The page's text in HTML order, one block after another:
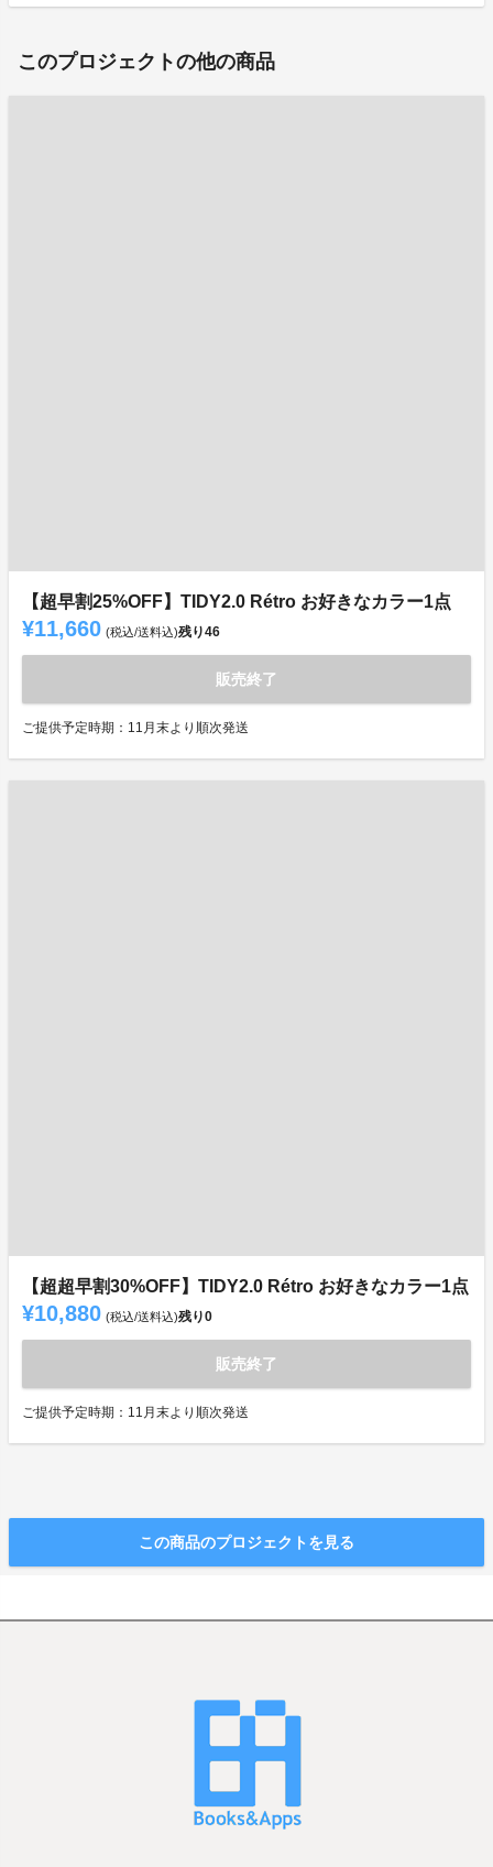
このプロジェクトの他の商品
【超早割25%OFF】TIDY2.0 Rétro お好きなカラー1点
¥11,660 (税込/送料込)残り46
販売終了
ご提供予定時期：11月末より順次発送
【超超早割30%OFF】TIDY2.0 Rétro お好きなカラー1点
¥10,880 (税込/送料込)残り0
販売終了
ご提供予定時期：11月末より順次発送
この商品のプロジェクトを見る